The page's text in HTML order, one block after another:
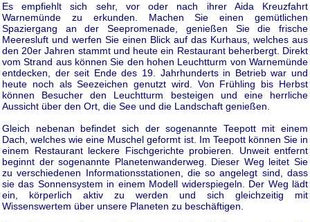
Es empfiehlt sich sehr, vor oder nach ihrer Aida Kreuzfahrt
Warnemünde zu erkunden. Machen Sie einen gemütlichen
Spaziergang an der Seepromenade, genießen Sie die frische
Meeresluft und werfen Sie einen Blick auf das Kurhaus, welches aus
den 20er Jahren stammt und heute ein Restaurant beherbergt. Direkt
vom Strand aus können Sie den hohen Leuchtturm von Warnemünde
entdecken, der seit Ende des 19. Jahrhunderts in Betrieb war und
heute noch als Seezeichen genutzt wird. Von Frühling bis Herbst
können Besucher den Leuchtturm besteigen und eine herrliche
Aussicht über den Ort, die See und die Landschaft genießen.
Gleich nebenan befindet sich der sogenannte Teepott mit einem
Dach, welches wie eine Muschel geformt ist. Im Teepott können Sie in
einem Restaurant leckere Fischgerichte probieren. Unweit entfernt
beginnt der sogenannte Planetenwanderweg. Dieser Weg leitet Sie
zu verschiedenen Informationsstationen, die so angelegt sind, dass
sie das Sonnensystem in einem Modell widerspiegeln. Der Weg lädt
ein, körperlich aktiv zu werden und sich gleichzeitig mit
Wissenswertem über unsere Planeten zu beschäftigen.